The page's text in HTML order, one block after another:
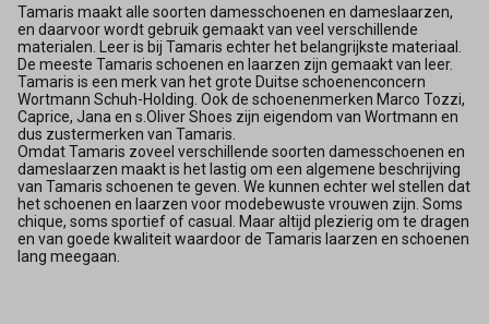
Tamaris maakt alle soorten damesschoenen en dameslaarzen,
en daarvoor wordt gebruik gemaakt van veel verschillende
materialen. Leer is bij Tamaris echter het belangrijkste materiaal.
De meeste Tamaris schoenen en laarzen zijn gemaakt van leer.
Tamaris is een merk van het grote Duitse schoenenconcern
Wortmann Schuh-Holding. Ook de schoenenmerken Marco Tozzi,
Caprice, Jana en s.Oliver Shoes zijn eigendom van Wortmann en
dus zustermerken van Tamaris.
Omdat Tamaris zoveel verschillende soorten damesschoenen en
dameslaarzen maakt is het lastig om een algemene beschrijving
van Tamaris schoenen te geven. We kunnen echter wel stellen dat
het schoenen en laarzen voor modebewuste vrouwen zijn. Soms
chique, soms sportief of casual. Maar altijd plezierig om te dragen
en van goede kwaliteit waardoor de Tamaris laarzen en schoenen
lang meegaan.